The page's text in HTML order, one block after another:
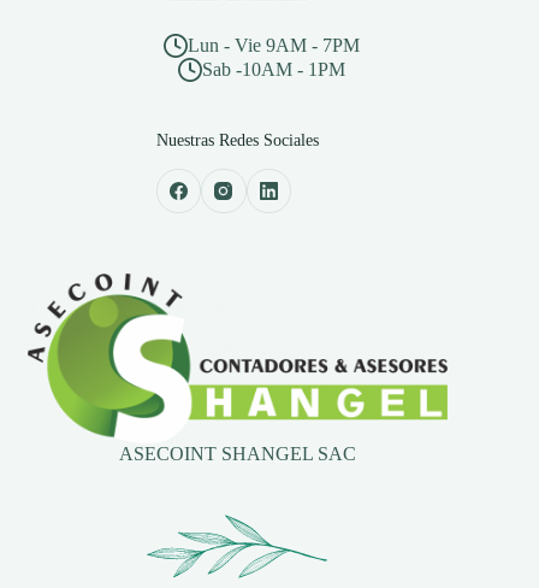
Lun - Vie 9AM - 7PM
Sab -10AM - 1PM
Nuestras Redes Sociales
ASECOINT SHANGEL SAC